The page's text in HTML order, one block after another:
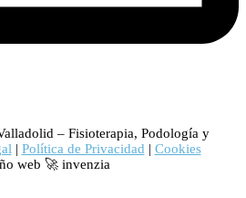
– Fisioterapia, Podología y
| Política de Privacidad | Cookies
web 🚀 invenzia